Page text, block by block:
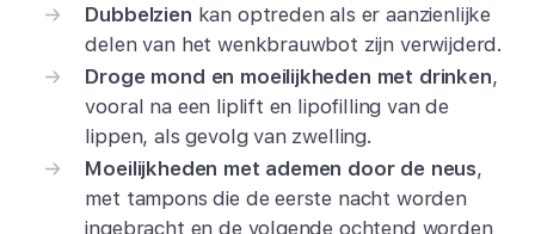
Dubbelzien kan optreden als er aanzienlijke
delen van het wenkbrauwbot zijn verwijderd.
Droge mond en moeilijkheden met drinken,
vooral na een liplift en lipofilling van de
lippen, als gevolg van zwelling.
Moeilijkheden met ademen door de neus,
met tampons die de eerste nacht worden
ingebracht en de volgende ochtend worden